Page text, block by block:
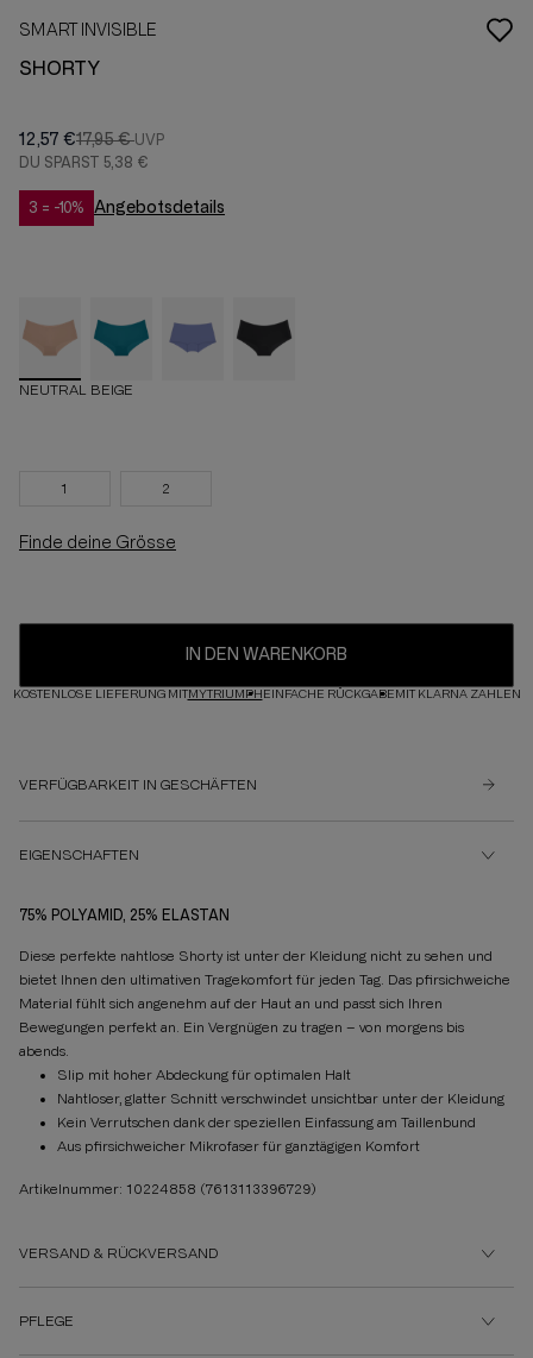
SMART INVISIBLE
SHORTY
12,57 €17,95 €
DU SPARST 5,38 €
3 = -10% Angebotsdetails
NEUTRAL BEIGE
1 2
Finde deine Grösse
IN DEN WARENKORB
KOSTENLOSE LIEFERUNG MITMYTRIUMPHEINFACHE RÜCKGABEMIT KLARNA ZAHLEN
VERFÜGBARKEIT IN GESCHÄFTEN
EIGENSCHAFTEN
75% POLYAMID, 25% ELASTAN
Diese perfekte nahtlose Shorty ist unter der Kleidung nicht zu sehen und
bietet Ihnen den ultimativen Tragekomfort für jeden Tag. Das pfirsichweiche
Material fühlt sich angenehm auf der Haut an und passt sich Ihren
Bewegungen perfekt an. Ein Vergnügen zu tragen – von morgens bis
abends.
Slip mit hoher Abdeckung für optimalen Halt
Nahtloser, glatter Schnitt verschwindet unsichtbar unter der Kleidung
Kein Verrutschen dank der speziellen Einfassung am Taillenbund
Aus pfirsichweicher Mikrofaser für ganztägigen Komfort
Artikelnummer: 10224858 (7613113396729)
VERSAND & RÜCKVERSAND
PFLEGE